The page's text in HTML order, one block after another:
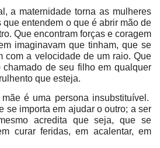
a maternidade torna as mulheres
entendem o que é abrir mão de
Que encontram forças e coragem
imaginavam que tinham, que se
com a velocidade de um raio. Que
de seu filho em qualquer
que esteja.
é uma persona insubstituível.
se importa em ajudar o outro; a ser
acredita que seja, que se
curar feridas, em acalentar, em